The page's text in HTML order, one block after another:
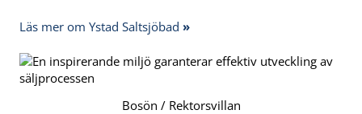
Läs mer om Ystad Saltsjöbad »
Bosön / Rektorsvillan